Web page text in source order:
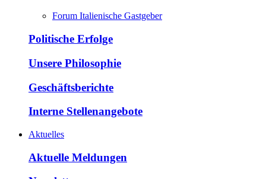
Forum Italienische Gastgeber
Politische Erfolge
Unsere Philosophie
Geschäftsberichte
Interne Stellenangebote
Aktuelles
Aktuelle Meldungen